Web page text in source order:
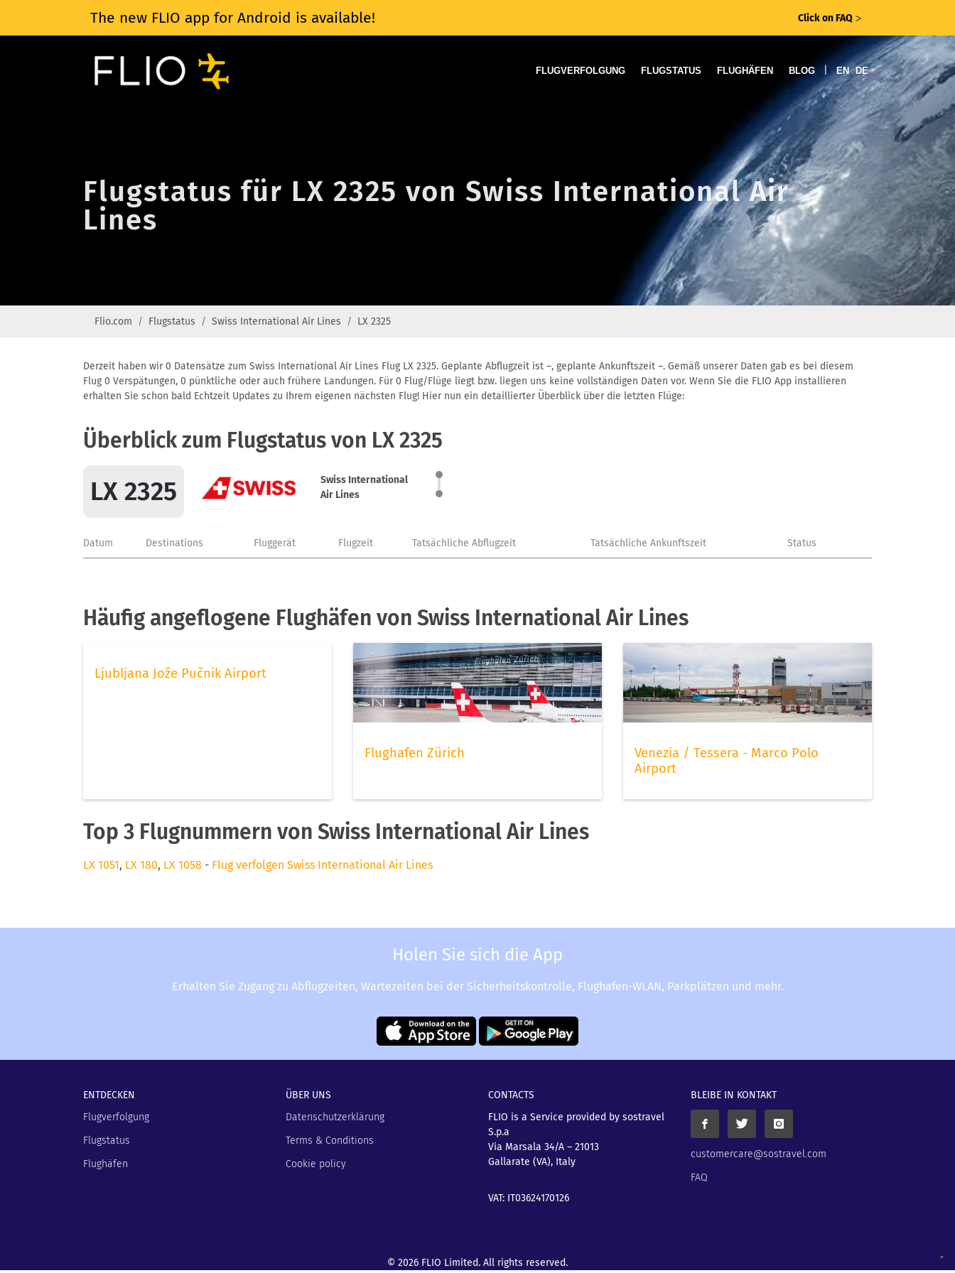
The new FLIO app for Android is available! Click on FAQ ᐳ
FLUGVERFOLGUNG FLUGSTATUS FLUGHÄFEN BLOG EN DE
Flugstatus für LX 2325 von Swiss International Air
Lines
Flio.com Flugstatus Swiss International Air Lines LX 2325
Derzeit haben wir 0 Datensätze zum Swiss International Air Lines Flug LX 2325. Geplante Abflugzeit ist –, geplante Ankunftszeit –. Gemäß unserer Daten gab es bei diesem
Flug 0 Verspätungen, 0 pünktliche oder auch frühere Landungen. Für 0 Flug/Flüge liegt bzw. liegen uns keine vollständigen Daten vor. Wenn Sie die FLIO App installieren
erhalten Sie schon bald Echtzeit Updates zu Ihrem eigenen nächsten Flug! Hier nun ein detaillierter Überblick über die letzten Flüge:
Überblick zum Flugstatus von LX 2325
LX 2325
Swiss International
Air Lines
Datum Destinations Fluggerät Flugzeit Tatsächliche Abflugzeit Tatsächliche Ankunftszeit Status
Häufig angeflogene Flughäfen von Swiss International Air Lines
Ljubljana Jože Pučnik Airport
Flughafen Zürich
Venezia / Tessera - Marco Polo
Airport
Top 3 Flugnummern von Swiss International Air Lines
LX 1051, LX 180, LX 1058 - Flug verfolgen Swiss International Air Lines
Holen Sie sich die App
Erhalten Sie Zugang zu Abflugzeiten, Wartezeiten bei der Sicherheitskontrolle, Flughafen-WLAN, Parkplätzen und mehr.
ENTDECKEN
Flugverfolgung
Flugstatus
Flughäfen
ÜBER UNS
Datenschutzerklärung
Terms & Conditions
Cookie policy
CONTACTS
FLIO is a Service provided by sostravel
S.p.a
Via Marsala 34/A – 21013
Gallarate (VA), Italy
VAT: IT03624170126
BLEIBE IN KONTAKT
customercare@sostravel.com
FAQ
© 2026 FLIO Limited. All rights reserved.